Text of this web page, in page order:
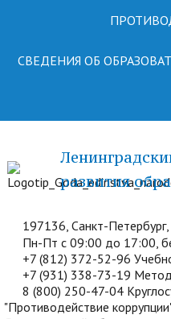
СВЕДЕНИЯ ОБ
развития
197136, Санкт-
Пн-Пт с 09:00 до 17:00,
+7 (812) 372-52-96
+7 (931) 338-73-19
8 (800) 250-47-04
"Противодействие